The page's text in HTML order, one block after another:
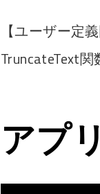
【ユーザー定
TruncateText
アプ